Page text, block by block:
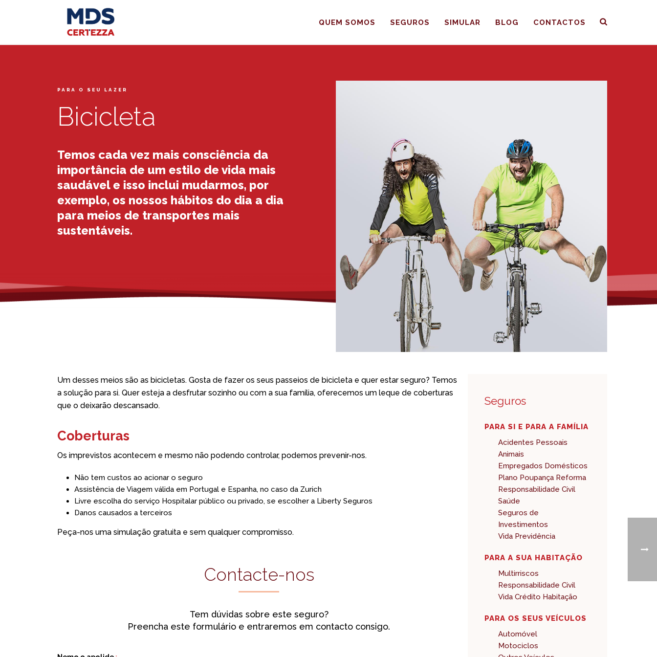
QUEM SOMOS SEGUROS SIMULAR BLOG CONTACTOS
PARA O SEU LAZER
Bicicleta
Temos cada vez mais consciência da
importância de um estilo de vida mais
saudável e isso inclui mudarmos, por
exemplo, os nossos hábitos do dia a dia
para meios de transportes mais
sustentáveis.
Um desses meios são as bicicletas. Gosta de fazer os seus passeios de bicicleta e quer estar seguro? Temos
a solução para si. Quer esteja a desfrutar sozinho ou com a sua família, oferecemos um leque de coberturas
que o deixarão descansado.
Coberturas
Os imprevistos acontecem e mesmo não podendo controlar, podemos prevenir-nos.
Não tem custos ao acionar o seguro
Assistência de Viagem válida em Portugal e Espanha, no caso da Zurich
Livre escolha do serviço Hospitalar público ou privado, se escolher a Liberty Seguros
Danos causados a terceiros
Peça-nos uma simulação gratuita e sem qualquer compromisso.
Contacte-nos
Tem dúvidas sobre este seguro?
Preencha este formulário e entraremos em contacto consigo.
Seguros
PARA SI E PARA A FAMÍLIA
Acidentes Pessoais
Animais
Empregados Domésticos
Plano Poupança Reforma
Responsabilidade Civil
Saúde
Seguros de
Investimentos
Vida Previdência
PARA A SUA HABITAÇÃO
Multirriscos
Responsabilidade Civil
Vida Crédito Habitação
PARA OS SEUS VEÍCULOS
Automóvel
Motociclos